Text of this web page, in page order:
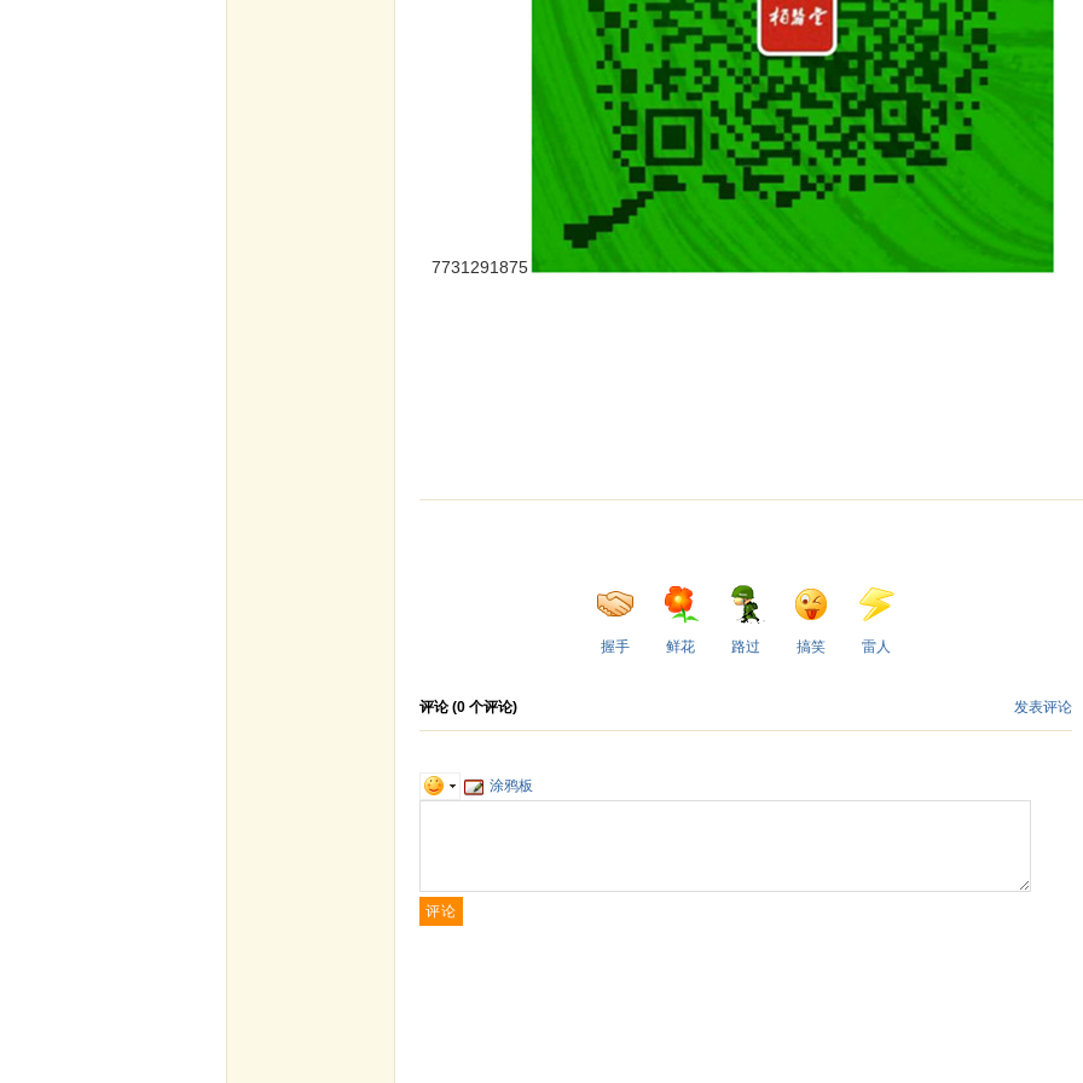
7731291875
握手 鲜花 路过 搞笑 雷人
发表评论
评论 (0 个评论)
涂鸦板